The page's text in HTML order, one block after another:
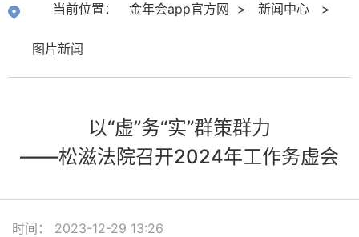
方网
当前位置： 金年会app官方网 > 新闻中心 >
图片新闻
以“虚”务“实”群策群力
——松滋法院召开2024年工作务虚会
时间： 2023-12-29 13:26